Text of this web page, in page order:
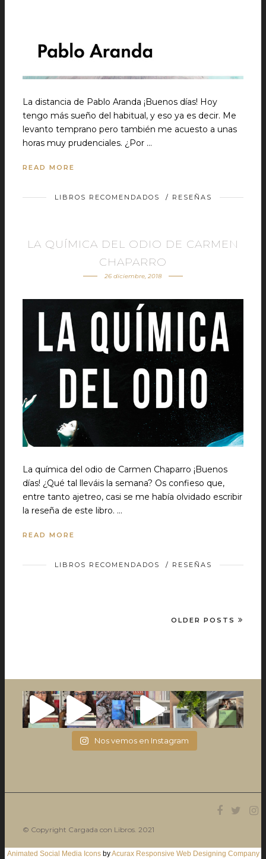
La distancia de Pablo Aranda ¡Buenos días! Hoy
tengo más sueño del habitual, y eso ya es decir. Me
levanto temprano pero también me acuesto a unas
horas muy prudenciales. ¿Por …
READ MORE
LIBROS RECOMENDADOS / RESEÑAS
LA QUÍMICA DEL ODIO DE CARMEN
CHAPARRO
26 diciembre, 2018
La química del odio de Carmen Chaparro ¡Buenos
días! ¿Qué tal lleváis la semana? Os confieso que,
entre tanto ajetreo, casi se me había olvidado escribir
la reseña de este libro. …
READ MORE
LIBROS RECOMENDADOS / RESEÑAS
OLDER POSTS
Nos vemos en Instagram
© Copyright Cargada con Libros. 2021
Animated Social Media IconsbyAcurax Responsive Web Designing Company